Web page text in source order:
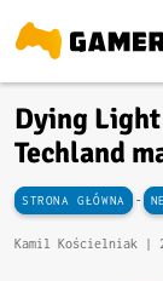
Dying
Techland
STRONA GŁÓWNA -
Kamil Kościelniak |